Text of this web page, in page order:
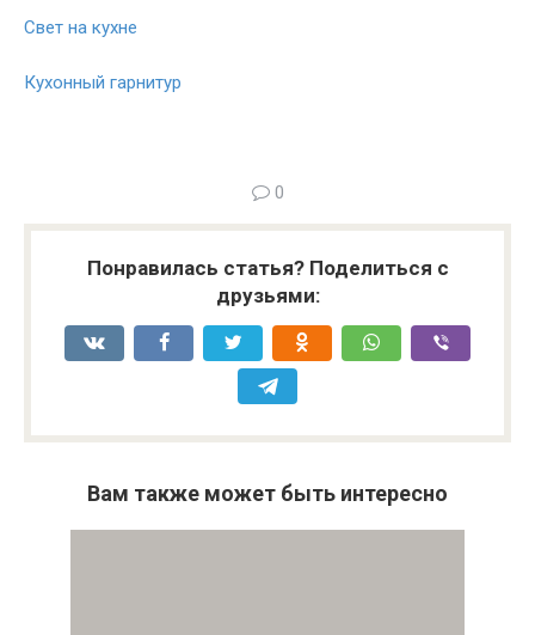
Свет на кухне
Кухонный гарнитур
0
Понравилась статья? Поделиться с
друзьями:
Вам также может быть интересно